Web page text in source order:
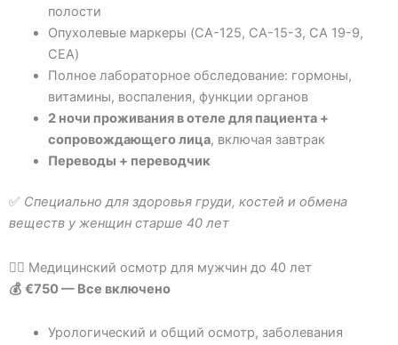
полости
Опухолевые маркеры (CA-125, CA-15-3, CA 19-9,
CEA)
Полное лабораторное обследование: гормоны,
витамины, воспаления, функции органов
2 ночи проживания в отеле для пациента +
сопровождающего лица, включая завтрак
Переводы + переводчик
✅ Специально для здоровья груди, костей и обмена
веществ у женщин старше 40 лет
👨‍⚕️ Медицинский осмотр для мужчин до 40 лет
💰 €750 — Все включено
Урологический и общий осмотр, заболевания